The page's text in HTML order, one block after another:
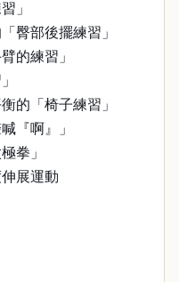
」
臀部後擺練習」
的練習」
的「椅子練習」
『啊』」
拳」
展運動